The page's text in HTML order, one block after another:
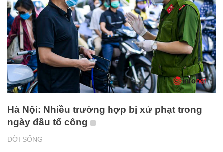
ĐỜI SỐNG
Hà Nội: Nhiều trường hợp bị xử phạt trong
ngày đầu tổ công